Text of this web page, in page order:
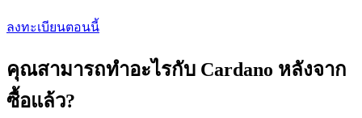
ลงทะเบียนตอนนี้
คุณสามารถทำอะไรกับ Cardano หลังจาก
ซื้อแล้ว?